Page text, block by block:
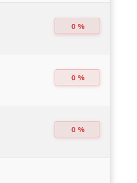
0 %
0 %
0 %